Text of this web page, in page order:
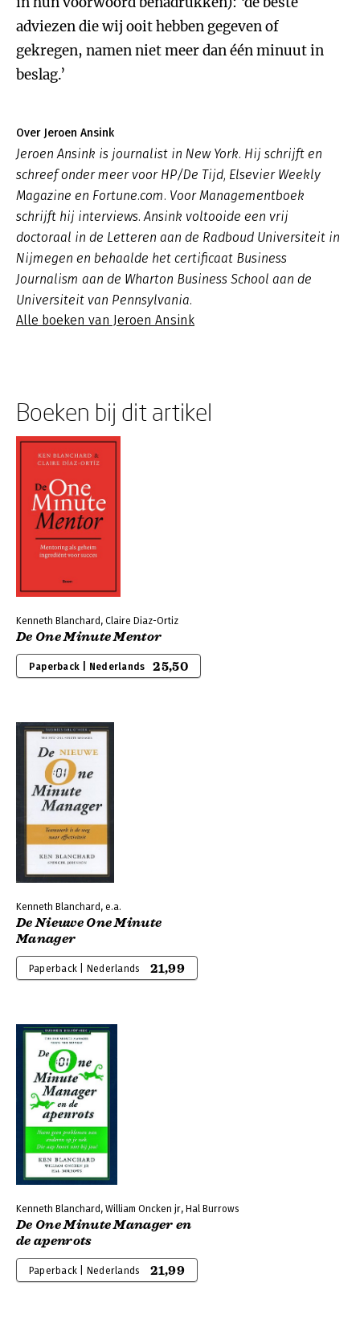
adviezen die wij ooit hebben gegeven of
gekregen, namen niet meer dan één minuut in
beslag.’
Over Jeroen Ansink
Jeroen Ansink is journalist in New York. Hij schrijft en
schreef onder meer voor HP/De Tijd, Elsevier Weekly
Magazine en Fortune.com. Voor Managementboek
schrijft hij interviews. Ansink voltooide een vrij
doctoraal in de Letteren aan de Radboud Universiteit in
Nijmegen en behaalde het certificaat Business
Journalism aan de Wharton Business School aan de
Universiteit van Pennsylvania.
Alle boeken van Jeroen Ansink
Boeken bij dit artikel
Kenneth Blanchard, Claire Diaz-Ortiz
De One Minute Mentor
Paperback | Nederlands 25,50
Kenneth Blanchard, e.a.
De Nieuwe One Minute
Manager
Paperback | Nederlands 21,99
Kenneth Blanchard, William Oncken jr, Hal Burrows
De One Minute Manager en
de apenrots
Paperback | Nederlands 21,99